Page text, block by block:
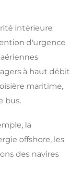
intérieure
d'urgence
à haut débit
maritime,
bus.
la
offshore, les
des navires